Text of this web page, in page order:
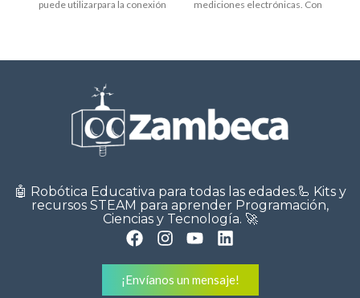
puede utilizarpara la conexión
mediciones electrónicas. Con
🤖 Robótica Educativa para todas las edades.🦾 Kits y
recursos STEAM para aprender Programación,
Ciencias y Tecnología. 🚀
¡Envíanos un mensaje!